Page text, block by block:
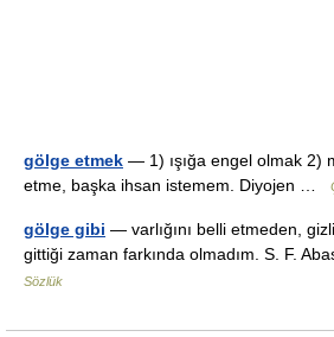
gölge etmek — 1) ışığa engel olmak 2)
etme, başka ihsan istemem. Diyojen …
gölge gibi — varlığını belli etmeden,
gittiği zaman farkında olmadım. S. F.
Sözlük